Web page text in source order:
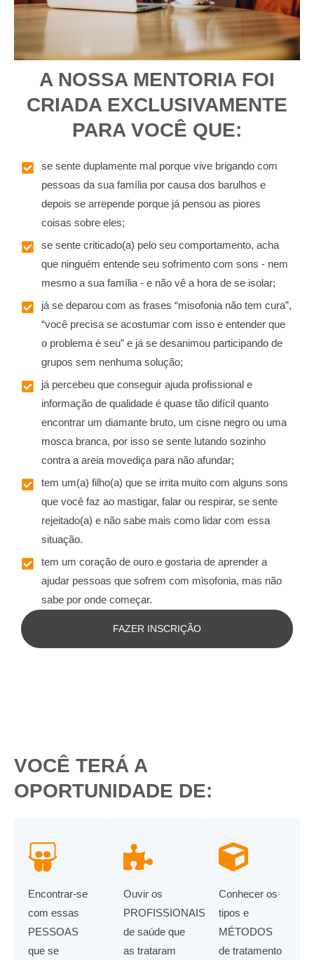
A NOSSA MENTORIA FOI
CRIADA EXCLUSIVAMENTE
PARA VOCÊ QUE:
se sente duplamente mal porque vive brigando com
pessoas da sua família por causa dos barulhos e
depois se arrepende porque já pensou as piores
coisas sobre eles;
se sente criticado(a) pelo seu comportamento, acha
que ninguém entende seu sofrimento com sons - nem
mesmo a sua família - e não vê a hora de se isolar;
já se deparou com as frases “misofonia não tem cura”,
“você precisa se acostumar com isso e entender que
o problema é seu” e já se desanimou participando de
grupos sem nenhuma solução;
já percebeu que conseguir ajuda profissional e
informação de qualidade é quase tão difícil quanto
encontrar um diamante bruto, um cisne negro ou uma
mosca branca, por isso se sente lutando sozinho
contra a areia movediça para não afundar;
tem um(a) filho(a) que se irrita muito com alguns sons
que você faz ao mastigar, falar ou respirar, se sente
rejeitado(a) e não sabe mais como lidar com essa
situação.
tem um coração de ouro e gostaria de aprender a
ajudar pessoas que sofrem com misofonia, mas não
sabe por onde começar.
FAZER INSCRIÇÃO
VOCÊ TERÁ A
OPORTUNIDADE DE:
Encontrar-se
com essas
PESSOAS
que se
Ouvir os
PROFISSIONAIS
de saúde que
as trataram
Conhecer os
tipos e
MÉTODOS
de tratamento